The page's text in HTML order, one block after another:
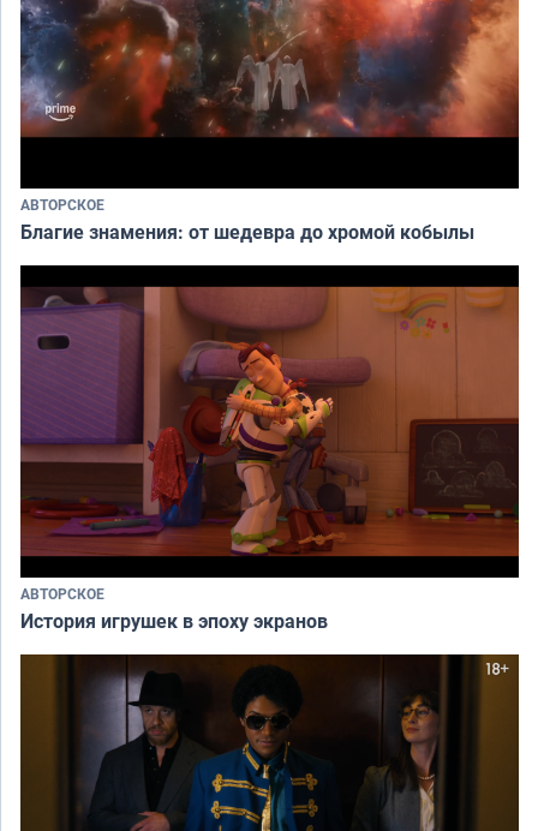
АВТОРСКОЕ
Благие знамения: от шедевра до хромой кобылы
АВТОРСКОЕ
История игрушек в эпоху экранов